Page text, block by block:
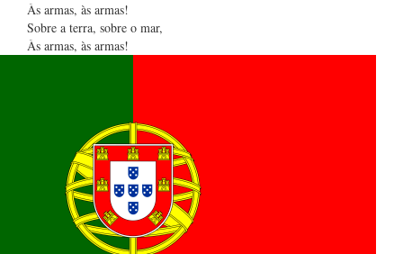
Às armas, às armas!
Sobre a terra, sobre o mar,
Às armas, às armas!